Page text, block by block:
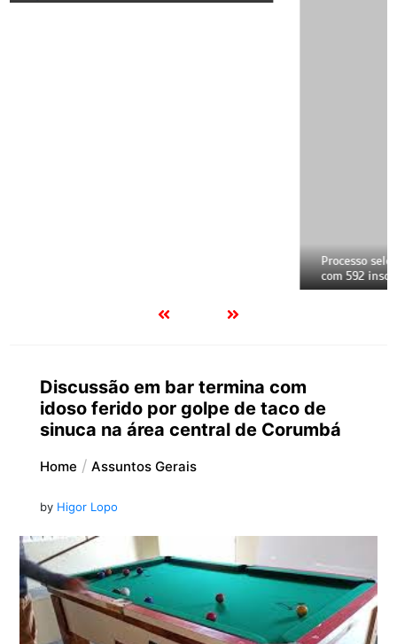
Discussão em bar termina com
idoso ferido por golpe de taco de
sinuca na área central de Corumbá
Home Assuntos Gerais
by Higor Lopo